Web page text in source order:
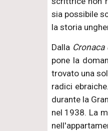
sia possibile
la storia
Dalla
pone la
trovato una
radici
durante la
nel 1938. La